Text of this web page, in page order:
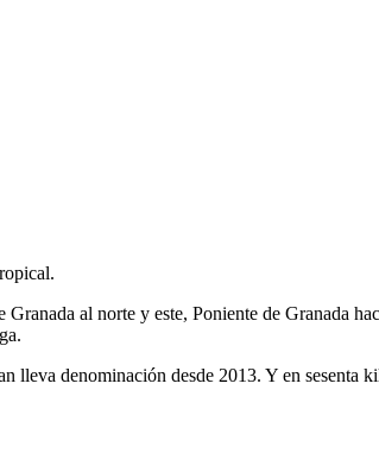
al norte y este, Poniente de Granada
denominación desde 2013. Y en sesenta